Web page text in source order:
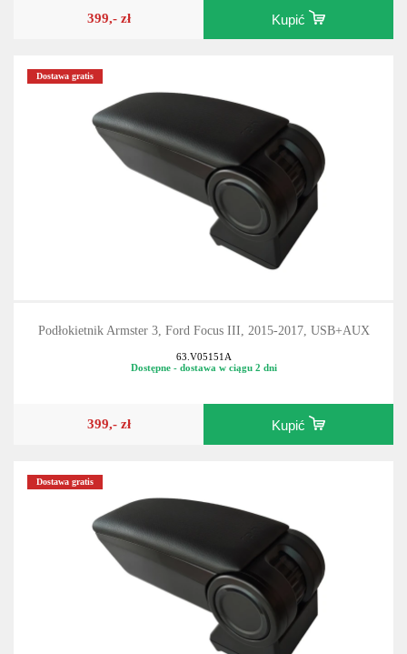
399,- zł Kupić
Dostawa gratis
Podłokietnik Armster 3, Ford Focus III, 2015-2017, USB+AUX
63.V05151A
Dostępne - dostawa w ciągu 2 dni
399,- zł Kupić
Dostawa gratis